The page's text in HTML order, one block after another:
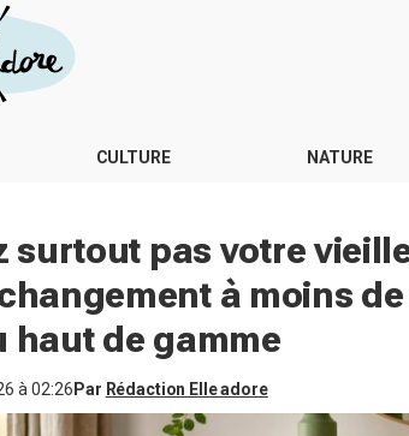
CULTURE NATURE
surtout pas votre
à moins
haut de gamme
à 02:26 Par Rédaction Elle adore